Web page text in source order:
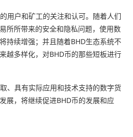
用户和矿工的关注和认可。随着人们
所所带来的安全和隐私问题，使用数
持续增强；并且随着BHD生态系统不
越多样化，对BHD币的那些短板进行
、具有实际应用和技术支持的数字货
展，将继续促进BHD币的发展和应